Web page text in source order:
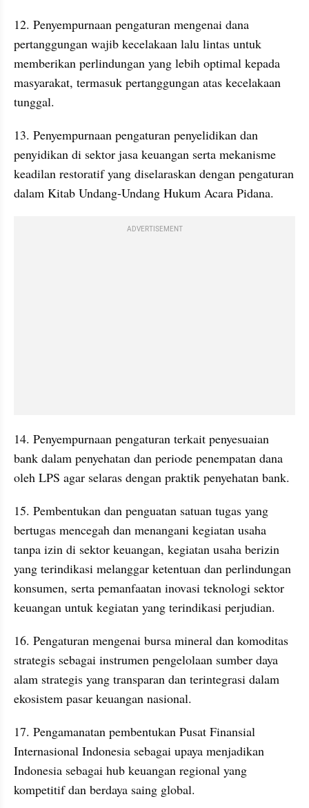
12. Penyempurnaan pengaturan mengenai dana
pertanggungan wajib kecelakaan lalu lintas untuk
memberikan perlindungan yang lebih optimal kepada
masyarakat, termasuk pertanggungan atas kecelakaan
tunggal.
13. Penyempurnaan pengaturan penyelidikan dan
penyidikan di sektor jasa keuangan serta mekanisme
keadilan restoratif yang diselaraskan dengan pengaturan
dalam Kitab Undang-Undang Hukum Acara Pidana.
ADVERTISEMENT
14. Penyempurnaan pengaturan terkait penyesuaian
bank dalam penyehatan dan periode penempatan dana
oleh LPS agar selaras dengan praktik penyehatan bank.
15. Pembentukan dan penguatan satuan tugas yang
bertugas mencegah dan menangani kegiatan usaha
tanpa izin di sektor keuangan, kegiatan usaha berizin
yang terindikasi melanggar ketentuan dan perlindungan
konsumen, serta pemanfaatan inovasi teknologi sektor
keuangan untuk kegiatan yang terindikasi perjudian.
16. Pengaturan mengenai bursa mineral dan komoditas
strategis sebagai instrumen pengelolaan sumber daya
alam strategis yang transparan dan terintegrasi dalam
ekosistem pasar keuangan nasional.
17. Pengamanatan pembentukan Pusat Finansial
Internasional Indonesia sebagai upaya menjadikan
Indonesia sebagai hub keuangan regional yang
kompetitif dan berdaya saing global.